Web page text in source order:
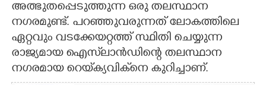
CONTACT US
അത്ഭുതപ്പെടുത്തുന്ന ഒരു തലസ്ഥാന
നഗരമുണ്ട്. പറഞ്ഞുവരുന്നത് ലോകത്തിലെ
ഏറ്റവും വടക്കേയറ്റത്ത് സ്ഥിതി ചെയ്യുന്ന
രാജ്യമായ ഐസ്‌ലാൻഡിന്റെ തലസ്ഥാന
നഗരമായ റെയ്‌ക്യവിക്‌നെ കുറിച്ചാണ്.